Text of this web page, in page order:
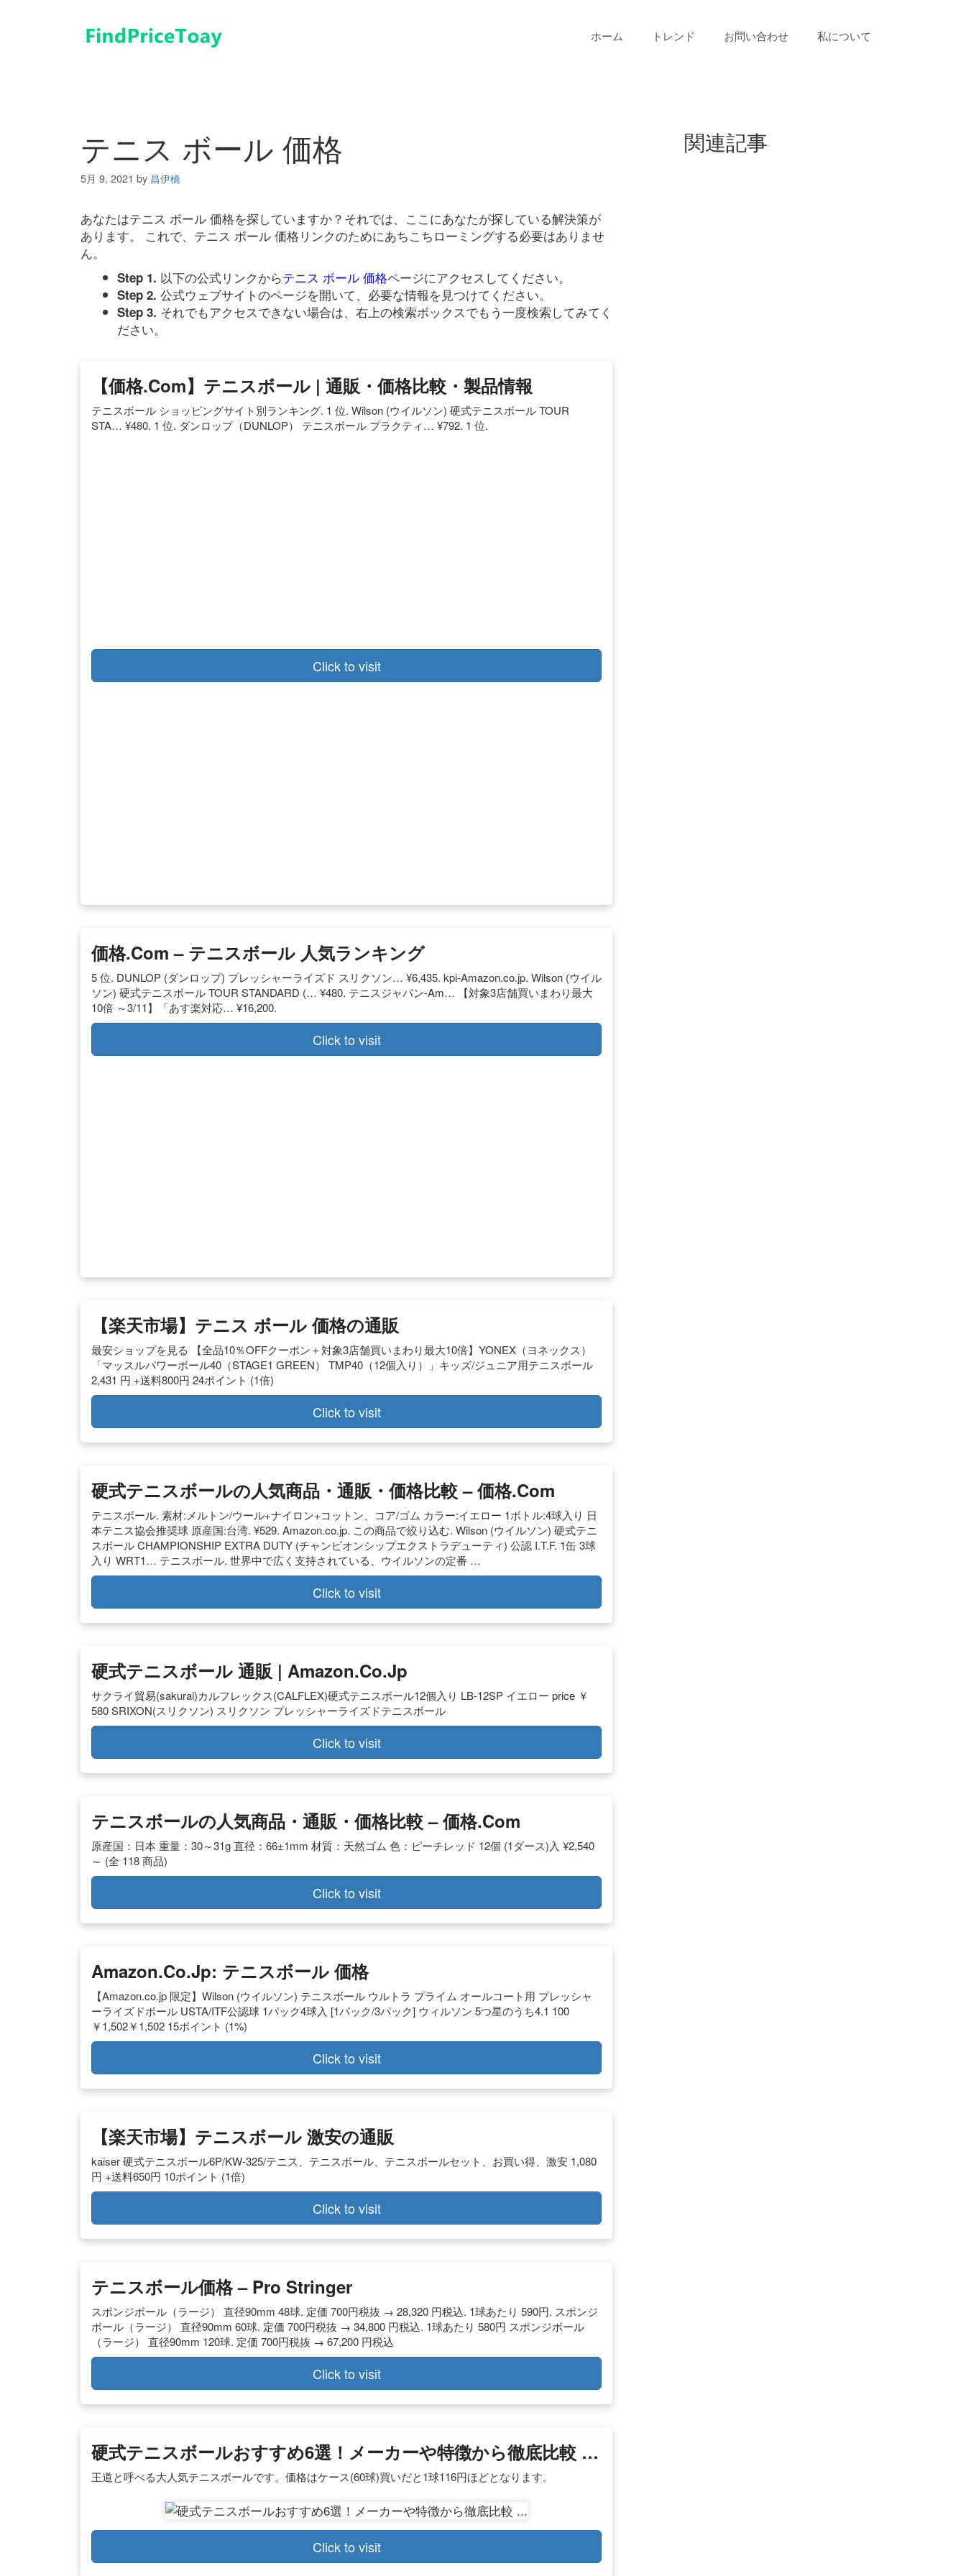
ホーム トレンド お問い合わせ 私について
テニス ボール 価格
5月 9, 2021 by 昌伊橋
あなたはテニス ボール 価格を探していますか？それでは、ここにあなたが探している解決策が
あります。 これで、テニス ボール 価格リンクのためにあちこちローミングする必要はありませ
ん。
Step 1. 以下の公式リンクからテニス ボール 価格ページにアクセスしてください。
Step 2. 公式ウェブサイトのページを開いて、必要な情報を見つけてください。
Step 3. それでもアクセスできない場合は、右上の検索ボックスでもう一度検索してみてく
ださい。
【価格.com】テニスボール | 通販・価格比較・製品情報
テニスボール ショッピングサイト別ランキング. 1 位. Wilson (ウイルソン) 硬式テニスボール TOUR
STA… ¥480. 1 位. ダンロップ（DUNLOP） テニスボール プラクティ… ¥792. 1 位.
Click to visit
価格.com – テニスボール 人気ランキング
5 位. DUNLOP (ダンロップ) プレッシャーライズド スリクソン… ¥6,435. kpi-Amazon.co.jp. Wilson (ウイル
ソン) 硬式テニスボール TOUR STANDARD (… ¥480. テニスジャパン-Am… 【対象3店舗買いまわり最大
10倍 ～3/11】「あす楽対応… ¥16,200.
Click to visit
【楽天市場】テニス ボール 価格の通販
最安ショップを見る 【全品10％OFFクーポン＋対象3店舗買いまわり最大10倍】YONEX（ヨネックス）
「マッスルパワーボール40（STAGE1 GREEN） TMP40（12個入り）」キッズ/ジュニア用テニスボール
2,431 円 +送料800円 24ポイント (1倍)
Click to visit
硬式テニスボールの人気商品・通販・価格比較 – 価格.com
テニスボール. 素材:メルトン/ウール+ナイロン+コットン、コア/ゴム カラー:イエロー 1ボトル:4球入り 日
本テニス協会推奨球 原産国:台湾. ¥529. Amazon.co.jp. この商品で絞り込む. Wilson (ウイルソン) 硬式テニ
スボール CHAMPIONSHIP EXTRA DUTY (チャンピオンシップエクストラデューティ) 公認 I.T.F. 1缶 3球
入り WRT1… テニスボール. 世界中で広く支持されている、ウイルソンの定番 …
Click to visit
硬式テニスボール 通販 | Amazon.co.jp
サクライ貿易(sakurai)カルフレックス(CALFLEX)硬式テニスボール12個入り LB-12SP イエロー price ￥
580 SRIXON(スリクソン) スリクソン プレッシャーライズドテニスボール
Click to visit
テニスボールの人気商品・通販・価格比較 – 価格.com
原産国：日本 重量：30～31g 直径：66±1mm 材質：天然ゴム 色：ピーチレッド 12個 (1ダース)入 ¥2,540
～ (全 118 商品)
Click to visit
Amazon.co.jp: テニスボール 価格
【Amazon.co.jp 限定】Wilson (ウイルソン) テニスボール ウルトラ プライム オールコート用 プレッシャ
ーライズドボール USTA/ITF公認球 1パック4球入 [1パック/3パック] ウィルソン 5つ星のうち4.1 100
￥1,502￥1,502 15ポイント (1%)
Click to visit
【楽天市場】テニスボール 激安の通販
kaiser 硬式テニスボール6P/KW-325/テニス、テニスボール、テニスボールセット、お買い得、激安 1,080
円 +送料650円 10ポイント (1倍)
Click to visit
テニスボール価格 – Pro Stringer
スポンジボール（ラージ） 直径90mm 48球. 定価 700円税抜 → 28,320 円税込. 1球あたり 590円. スポンジ
ボール（ラージ） 直径90mm 60球. 定価 700円税抜 → 34,800 円税込. 1球あたり 580円 スポンジボール
（ラージ） 直径90mm 120球. 定価 700円税抜 → 67,200 円税込
Click to visit
硬式テニスボールおすすめ6選！メーカーや特徴から徹底比較 …
王道と呼べる大人気テニスボールです。価格はケース(60球)買いだと1球116円ほどとなります。
Click to visit
関連記事